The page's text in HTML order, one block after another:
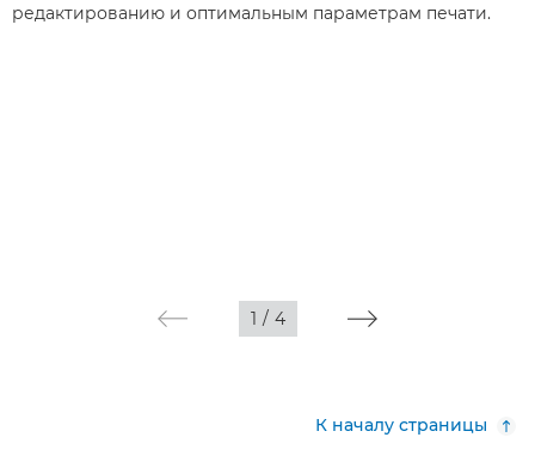
редактированию и оптимальным параметрам печати.
1 / 4
К началу страницы